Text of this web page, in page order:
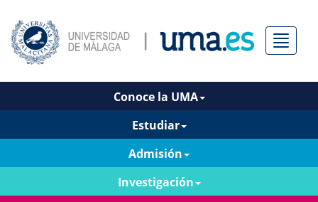
Menú
Conoce la UMA
Estudiar
Admisión
Investigación